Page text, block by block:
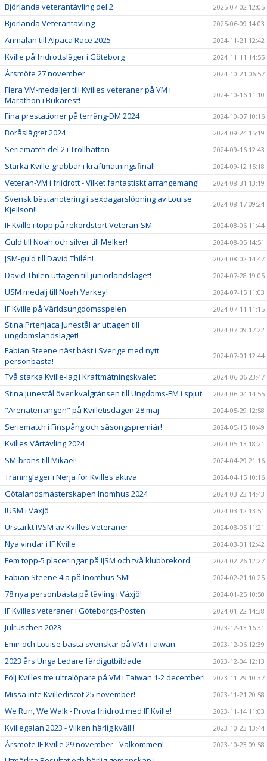
Björlanda veterantävling del 2 2025-07-02 12:05
Björlanda Veterantävling 2025-06-09 14:03
Anmälan till Alpaca Race 2025 2024-11-21 12:42
Kville på fridrottsläger i Göteborg 2024-11-11 14:55
Årsmöte 27 november 2024-10-21 06:57
Flera VM-medaljer till Kvilles veteraner på VM i
Marathon i Bukarest!
2024-10-16 11:10
Fina prestationer på terräng-DM 2024 2024-10-07 10:16
Boråslägret 2024 2024-09-24 15:19
Seriematch del 2 i Trollhättan 2024-09-16 12:43
Starka Kville-grabbar i kraftmätningsfinal! 2024-09-12 15:18
Veteran-VM i friidrott - Vilket fantastiskt arrangemang! 2024-08-31 13:19
Svensk bästanotering i sexdagarslöpning av Louise
Kjellson!!
2024-08-17 09:24
IF Kville i topp på rekordstort Veteran-SM 2024-08-06 11:44
Guld till Noah och silver till Melker! 2024-08-05 14:51
JSM-guld till David Thilén! 2024-08-02 14:47
David Thilen uttagen till juniorlandslaget! 2024-07-28 19:05
USM medalj till Noah Varkey! 2024-07-15 11:03
IF Kville på Världsungdomsspelen 2024-07-11 11:15
Stina Prtenjaca Junestål är uttagen till
ungdomslandslaget!
2024-07-09 17:22
Fabian Steene näst bäst i Sverige med nytt
personbästa!
2024-07-01 12:44
Två starka Kville-lag i Kraftmätningskvalet 2024-06-06 23:47
Stina Junestål över kvalgränsen till Ungdoms-EM i spjut 2024-06-04 14:55
"Arenaterrängen" på Kvilletisdagen 28 maj 2024-05-29 12:58
Seriematch i Finspång och säsongspremiär! 2024-05-15 10:49
Kvilles Vårtävling 2024 2024-05-13 18:21
SM-brons till Mikael! 2024-04-29 21:16
Träningläger i Nerja för Kvilles aktiva 2024-04-15 10:16
Götalandsmästerskapen Inomhus 2024 2024-03-23 14:43
IUSM i Växjö 2024-03-12 13:51
Urstarkt IVSM av Kvilles Veteraner 2024-03-05 11:21
Nya vindar i IF Kville 2024-03-01 12:42
Fem topp-5 placeringar på IJSM och två klubbrekord 2024-02-26 12:27
Fabian Steene 4:a på Inomhus-SM! 2024-02-21 10:25
78 nya personbästa på tävling i Växjö! 2024-01-25 10:50
IF Kvilles veteraner i Göteborgs-Posten 2024-01-22 14:38
Julruschen 2023 2023-12-13 16:31
Emir och Louise bästa svenskar på VM i Taiwan 2023-12-06 12:39
2023 års Unga Ledare färdigutbildade 2023-12-04 12:13
Följ Kvilles tre ultralöpare på VM i Taiwan 1-2 december! 2023-11-29 10:37
Missa inte Kvillediscot 25 november! 2023-11-21 20:58
We Run, We Walk - Prova friidrott med IF Kville! 2023-11-14 11:03
Kvillegalan 2023 - Vilken härlig kväll ! 2023-10-23 13:44
Årsmöte IF Kville 29 november - Välkommen! 2023-10-23 09:58